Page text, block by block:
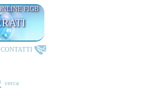
FIGB
CONTATTI
cerca